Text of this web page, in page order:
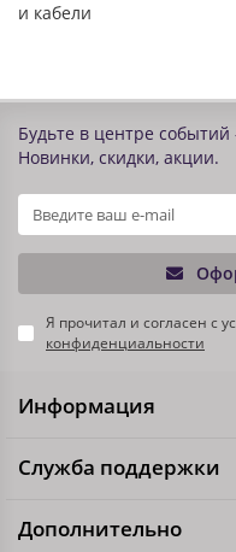
и кабели
Будьте в центре
Новинки, скидки, акции.
Я прочитал и согласен с
конфиденциальности
Информация
Служба поддержки
Дополнительно